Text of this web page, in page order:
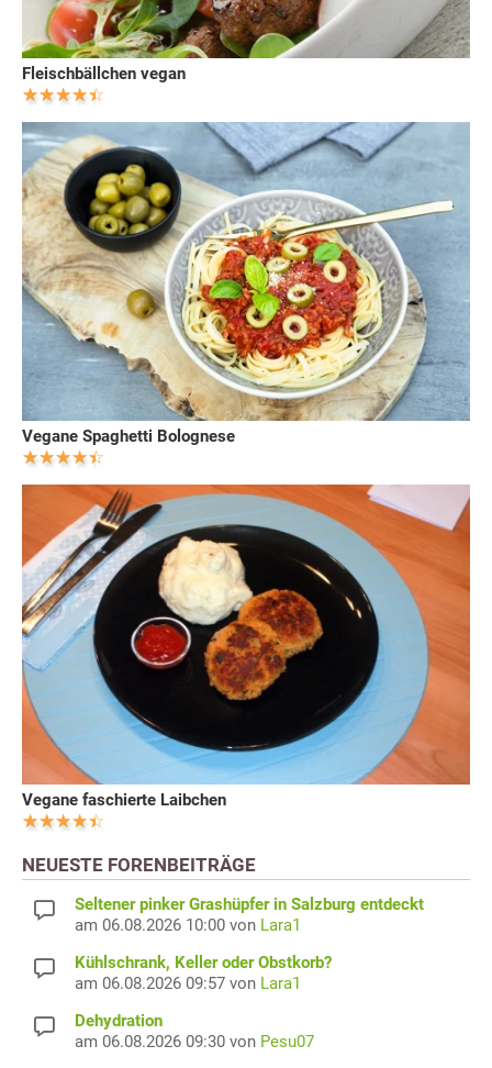
Fleischbällchen vegan
Vegane Spaghetti Bolognese
Vegane faschierte Laibchen
NEUESTE FORENBEITRÄGE
Seltener pinker Grashüpfer in Salzburg entdeckt
am 06.08.2026 10:00 von Lara1
Kühlschrank, Keller oder Obstkorb?
am 06.08.2026 09:57 von Lara1
Dehydration
am 06.08.2026 09:30 von Pesu07